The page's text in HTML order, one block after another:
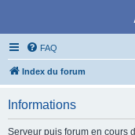
FAQ
Index du forum
Informations
Serveur puis forum en cours